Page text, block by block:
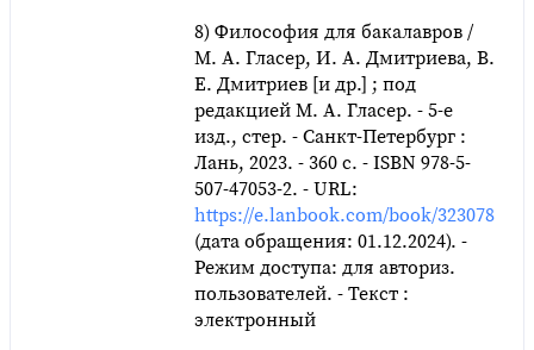
8) Философия для бакалавров /
М. А. Гласер, И. А. Дмитриева, В.
Е. Дмитриев [и др.] ; под
редакцией М. А. Гласер. - 5-е
изд., стер. - Санкт-Петербург :
Лань, 2023. - 360 с. - ISBN 978-5-
507-47053-2. - URL:
https://e.lanbook.com/book/323078
(дата обращения: 01.12.2024). -
Режим доступа: для авториз.
пользователей. - Текст :
электронный